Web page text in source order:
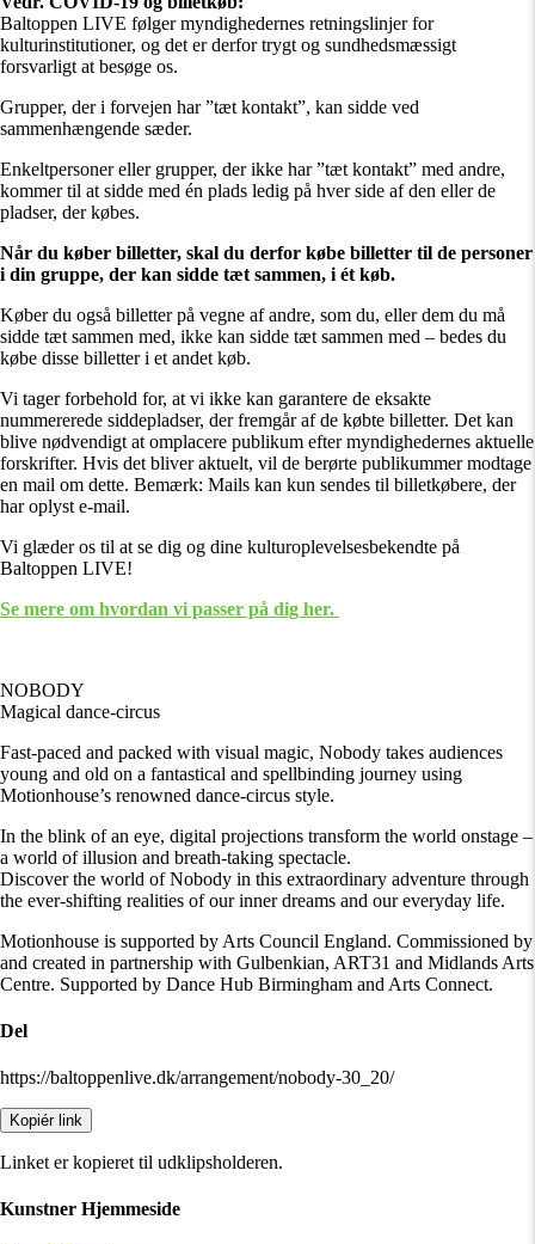
Baltoppen LIVE følger myndighedernes retningslinjer for
kulturinstitutioner, og det er derfor trygt og sundhedsmæssigt
forsvarligt at besøge os.
Grupper, der i forvejen har ”tæt kontakt”, kan sidde ved
sammenhængende sæder.
Enkeltpersoner eller grupper, der ikke har ”tæt kontakt” med andre,
kommer til at sidde med én plads ledig på hver side af den eller de
pladser, der købes.
Når du køber billetter, skal du derfor købe billetter til de personer
i din gruppe, der kan sidde tæt sammen, i ét køb.
Køber du også billetter på vegne af andre, som du, eller dem du må
sidde tæt sammen med, ikke kan sidde tæt sammen med – bedes du
købe disse billetter i et andet køb.
Vi tager forbehold for, at vi ikke kan garantere de eksakte
nummererede siddepladser, der fremgår af de købte billetter. Det kan
blive nødvendigt at omplacere publikum efter myndighedernes aktuelle
forskrifter. Hvis det bliver aktuelt, vil de berørte publikummer modtage
en mail om dette. Bemærk: Mails kan kun sendes til billetkøbere, der
har oplyst e-mail.
Vi glæder os til at se dig og dine kulturoplevelsesbekendte på
Baltoppen LIVE!
Se mere om hvordan vi passer på dig her.
NOBODY
Magical dance-circus
Fast-paced and packed with visual magic, Nobody takes audiences
young and old on a fantastical and spellbinding journey using
Motionhouse’s renowned dance-circus style.
In the blink of an eye, digital projections transform the world onstage –
a world of illusion and breath-taking spectacle.
Discover the world of Nobody in this extraordinary adventure through
the ever-shifting realities of our inner dreams and our everyday life.
Motionhouse is supported by Arts Council England. Commissioned by
and created in partnership with Gulbenkian, ART31 and Midlands Arts
Centre. Supported by Dance Hub Birmingham and Arts Connect.
Del
https://baltoppenlive.dk/arrangement/nobody-30_20/
Kopiér link
Linket er kopieret til udklipsholderen.
Kunstner Hjemmeside